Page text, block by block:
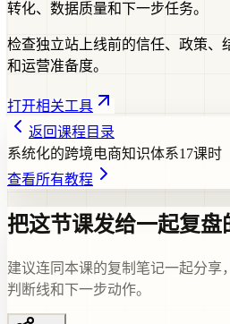
转化、数据质量和下一步任务。
检查独立站上线前的信任、政策、
和运营准备度。
打开相关工具
返回课程目录
系统化的跨境电商知识体系17课时
查看所有教程
把这节课发给一起复盘
建议连同本课的复制笔记一起分享
判断线和下一步动作。